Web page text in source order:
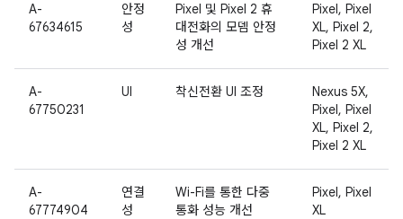
A-
67634615
안정
성
Pixel 및 Pixel 2 휴
대전화의 모뎀 안정
성 개선
Pixel, Pixel
XL, Pixel 2,
Pixel 2 XL
A-
67750231
UI 착신전환 UI 조정
Nexus 5X,
Pixel, Pixel
XL, Pixel 2,
Pixel 2 XL
A-
67774904
연결
성
Wi-Fi를 통한 다중
통화 성능 개선
Pixel, Pixel
XL